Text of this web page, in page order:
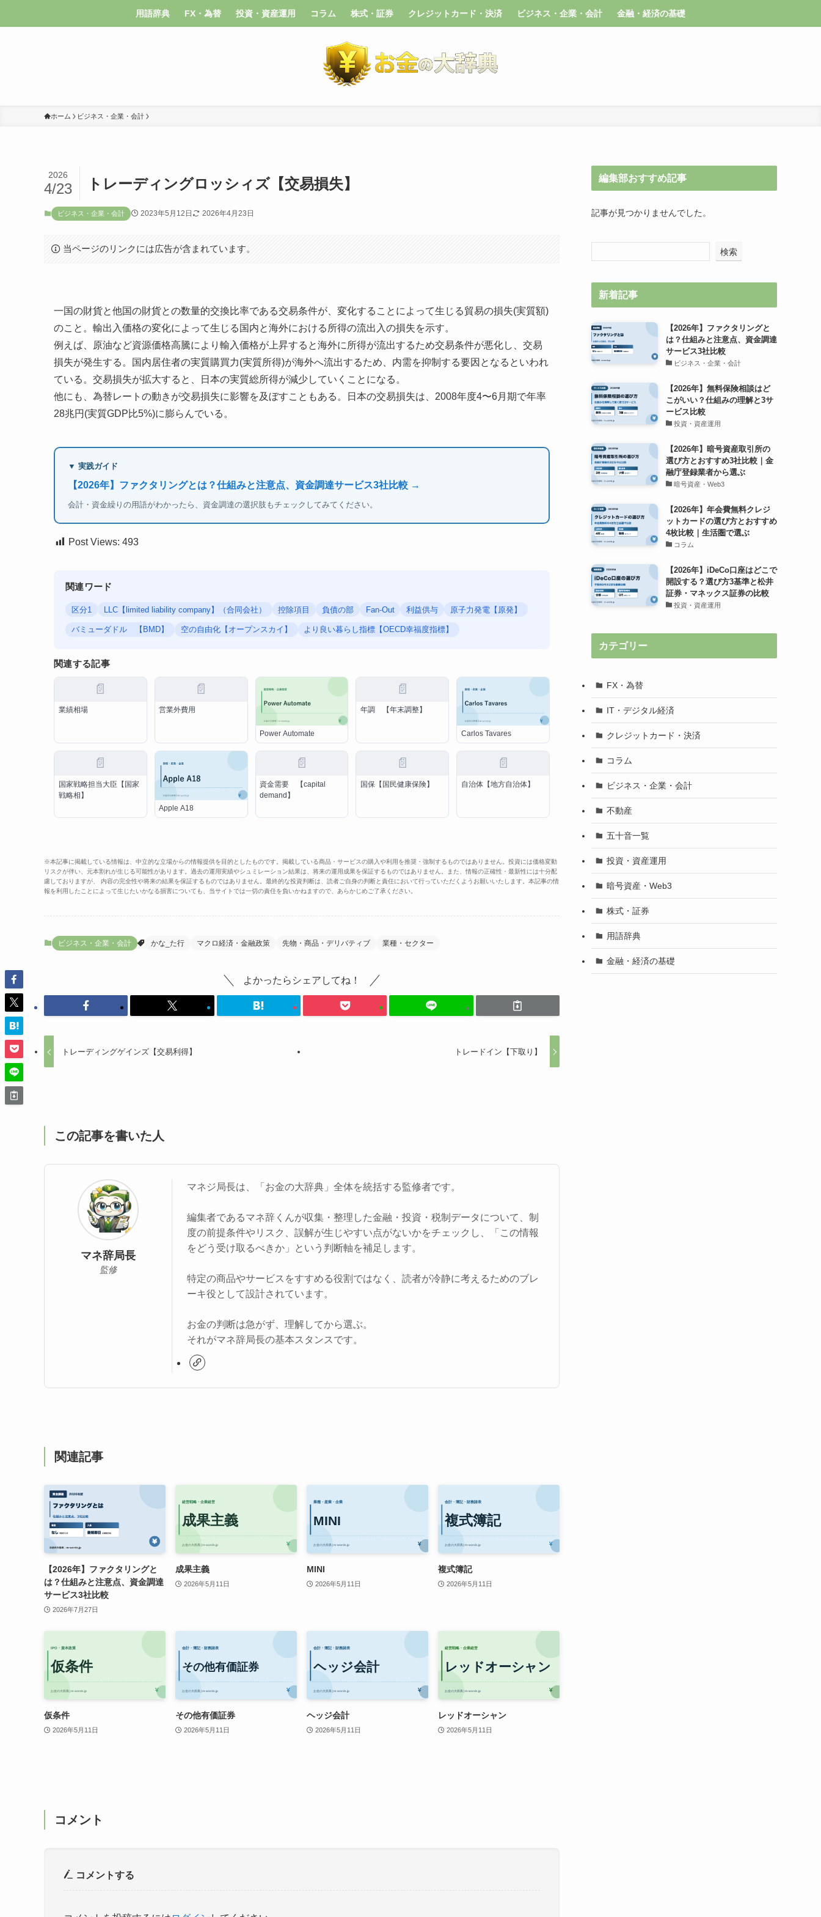
用語辞典 FX・為替 投資・資産運用 コラム 株式・証券 クレジットカード・決済 ビジネス・企業・会計 金融・経済の基礎
ホーム ビジネス・企業・会計
トレーディングロッシィズ【交易損失】
2026
4/23
ビジネス・企業・会計 2023年5月12日 2026年4月23日
当ページのリンクには広告が含まれています。
一国の財貨と他国の財貨との数量的交換比率である交易条件が、変化することによって生じる貿易の損失(実質額)
のこと。輸出入価格の変化によって生じる国内と海外における所得の流出入の損失を示す。
例えば、原油など資源価格高騰により輸入価格が上昇すると海外に所得が流出するため交易条件が悪化し、交易
損失が発生する。国内居住者の実質購買力(実質所得)が海外へ流出するため、内需を抑制する要因となるといわれ
ている。交易損失が拡大すると、日本の実質総所得が減少していくことになる。
他にも、為替レートの動きが交易損失に影響を及ぼすこともある。日本の交易損失は、2008年度4〜6月期で年率
28兆円(実質GDP比5%)に膨らんでいる。
▼ 実践ガイド
【2026年】ファクタリングとは？仕組みと注意点、資金調達サービス3社比較 →
会計・資金繰りの用語がわかったら、資金調達の選択肢もチェックしてみてください。
Post Views: 493
関連ワード
区分1 LLC【limited liability company】（合同会社） 控除項目 負債の部 Fan-Out 利益供与 原子力発電【原発】
バミューダドル 【BMD】 空の自由化【オープンスカイ】 より良い暮らし指標【OECD幸福度指標】
関連する記事
📄
業績相場
📄
営業外費用
Power Automate
📄
年調 【年末調整】
Carlos Tavares
📄
国家戦略担当大臣【国家
戦略相】
Apple A18
📄
資金需要 【capital
demand】
📄
国保【国民健康保険】
📄
自治体【地方自治体】
※本記事に掲載している情報は、中立的な立場からの情報提供を目的としたものです。掲載している商品・サービスの購入や利用を推奨・強制するものではありません。投資には価格変動
リスクが伴い、元本割れが生じる可能性があります。過去の運用実績やシュミレーション結果は、将来の運用成果を保証するものではありません。また、情報の正確性・最新性には十分配
慮しておりますが、 内容の完全性や将来の結果を保証するものではありません。最終的な投資判断は、読者ご自身の判断と責任において行っていただくようお願いいたします。本記事の情
報を利用したことによって生じたいかなる損害についても、当サイトでは一切の責任を負いかねますので、あらかじめご了承ください。
ビジネス・企業・会計 かな_た行 マクロ経済・金融政策 先物・商品・デリバティブ 業種・セクター
よかったらシェアしてね！
トレーディングゲインズ【交易利得】 トレードイン【下取り】
この記事を書いた人
マネ辞局長
監修
マネジ局長は、「お金の大辞典」全体を統括する監修者です。
編集者であるマネ辞くんが収集・整理した金融・投資・税制データについて、制
度の前提条件やリスク、誤解が生じやすい点がないかをチェックし、「この情報
をどう受け取るべきか」という判断軸を補足します。
特定の商品やサービスをすすめる役割ではなく、読者が冷静に考えるためのブレ
ーキ役として設計されています。
お金の判断は急がず、理解してから選ぶ。
それがマネ辞局長の基本スタンスです。
関連記事
【2026年】ファクタリングと
は？仕組みと注意点、資金調達
サービス3社比較
2026年7月27日
成果主義
2026年5月11日
MINI
2026年5月11日
複式簿記
2026年5月11日
仮条件
2026年5月11日
その他有価証券
2026年5月11日
ヘッジ会計
2026年5月11日
レッドオーシャン
2026年5月11日
コメント
コメントする
編集部おすすめ記事
記事が見つかりませんでした。
検索
新着記事
【2026年】ファクタリングと
は？仕組みと注意点、資金調達
サービス3社比較
ビジネス・企業・会計
【2026年】無料保険相談はど
こがいい？仕組みの理解と3サ
ービス比較
投資・資産運用
【2026年】暗号資産取引所の
選び方とおすすめ3社比較｜金
融庁登録業者から選ぶ
暗号資産・Web3
【2026年】年会費無料クレジ
ットカードの選び方とおすすめ
4枚比較｜生活圏で選ぶ
コラム
【2026年】iDeCo口座はどこで
開設する？選び方3基準と松井
証券・マネックス証券の比較
投資・資産運用
カテゴリー
FX・為替
IT・デジタル経済
クレジットカード・決済
コラム
ビジネス・企業・会計
不動産
五十音一覧
投資・資産運用
暗号資産・Web3
株式・証券
用語辞典
金融・経済の基礎